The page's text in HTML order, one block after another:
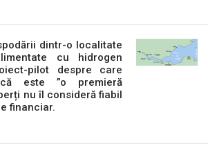
dintr-o localitate
cu hidrogen
pilot despre care
este ”o premieră
nu îl consideră fiabil
financiar.